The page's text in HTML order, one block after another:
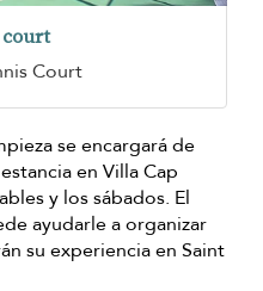
court
Court
se encargará de
en Villa Cap
y los sábados. El
ayudarle a organizar
su experiencia en Saint